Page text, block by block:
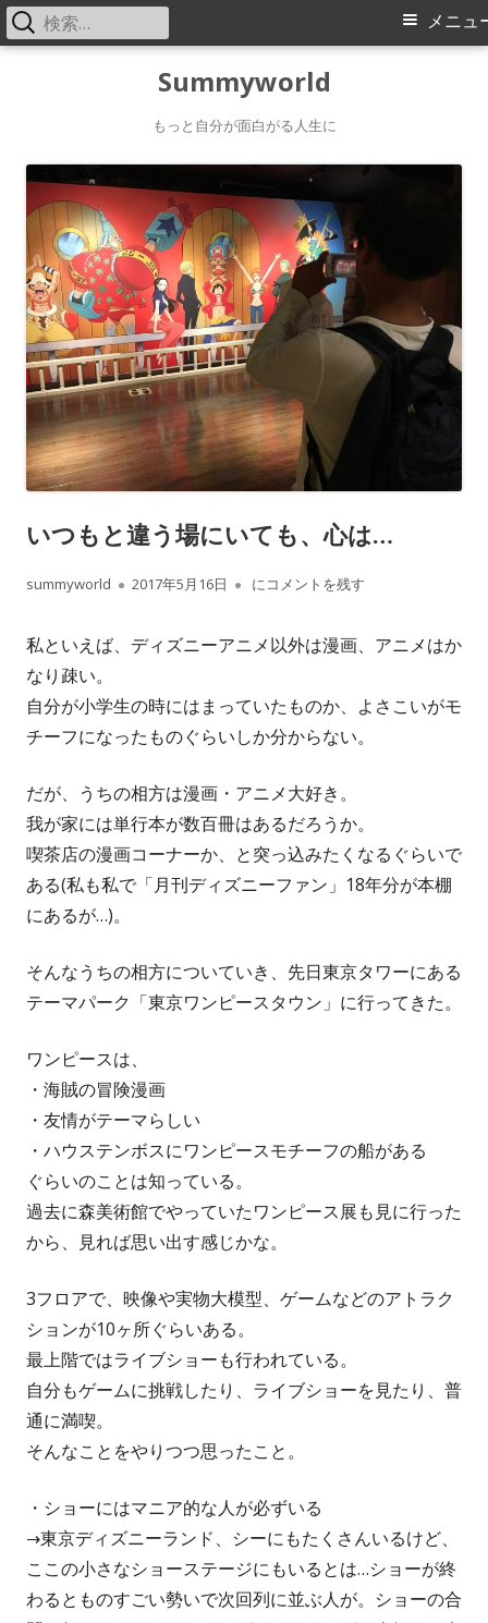
Summyworld
もっと自分が面白がる人生に
メ
メ
ニ
メニュ
検
索:
いつもと違う場にいても、心は…
作
summyworld
公
2017年5月16日 いつもと違う場にいても、心は…
にコメントを残す
私といえば、ディズニーアニメ以外は漫画、アニメはか
なり疎い。
自分が小学生の時にはまっていたものか、よさこいがモ
チーフになったものぐらいしか分からない。
だが、うちの相方は漫画・アニメ大好き。
我が家には単行本が数百冊はあるだろうか。
喫茶店の漫画コーナーか、と突っ込みたくなるぐらいで
ある(私も私で「月刊ディズニーファン」18年分が本棚
にあるが…)。
そんなうちの相方についていき、先日東京タワーにある
テーマパーク「東京ワンピースタウン」に行ってきた。
ワンピースは、
・海賊の冒険漫画
・友情がテーマらしい
・ハウステンボスにワンピースモチーフの船がある
ぐらいのことは知っている。
過去に森美術館でやっていたワンピース展も見に行った
から、見れば思い出す感じかな。
3フロアで、映像や実物大模型、ゲームなどのアトラク
ションが10ヶ所ぐらいある。
最上階ではライブショーも行われている。
自分もゲームに挑戦したり、ライブショーを見たり、普
通に満喫。
そんなことをやりつつ思ったこと。
・ショーにはマニア的な人が必ずいる
→東京ディズニーランド、シーにもたくさんいるけど、
ここの小さなショーステージにもいるとは…ショーが終
わるとものすごい勢いで次回列に並ぶ人が。ショーの合